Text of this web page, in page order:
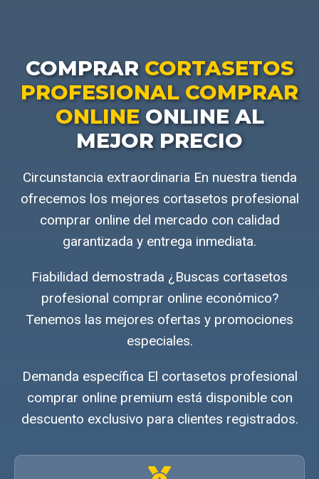
COMPRAR CORTASETOS
PROFESIONAL COMPRAR
ONLINEONLINE AL
MEJOR PRECIO
Circunstancia extraordinaria En nuestra tienda
ofrecemos los mejores cortasetos profesional
comprar online del mercado con calidad
garantizada y entrega inmediata.
Fiabilidad demostrada ¿Buscas cortasetos
profesional comprar online económico?
Tenemos las mejores ofertas y promociones
especiales.
Demanda específica El cortasetos profesional
comprar online premium está disponible con
descuento exclusivo para clientes registrados.